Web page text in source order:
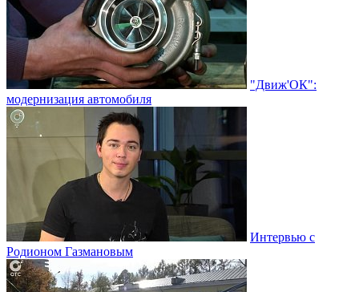
"Движ'ОК":
модернизация автомобиля
Интервью с
Родионом Газмановым